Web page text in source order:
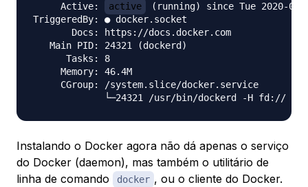
     Active:
active
(running) since Tue 2020-05-
TriggeredBy: ● docker.socket
       Docs: https://docs.docker.com
   Main PID: 24321 (dockerd)
      Tasks: 8
     Memory: 46.4M
     CGroup: /system.slice/docker.service
Instalando o Docker agora não dá apenas o serviço
do Docker (daemon), mas também o utilitário de
linha de comando
docker , ou o cliente do Docker.